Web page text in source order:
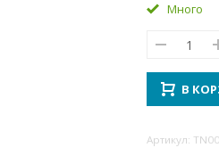
Много
В
Артикул: